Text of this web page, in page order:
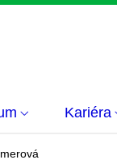
Kariéra